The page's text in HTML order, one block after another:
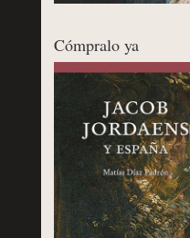
Cómpralo ya